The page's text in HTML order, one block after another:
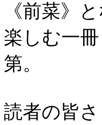
《前菜》
楽しむ一
第。
読者の皆